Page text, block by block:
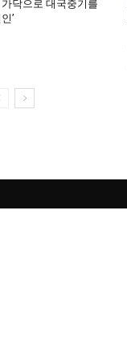
가닥으로 대국중기를
’